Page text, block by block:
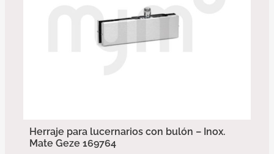
Herraje para lucernarios con bulón – Inox.
Mate Geze 169764